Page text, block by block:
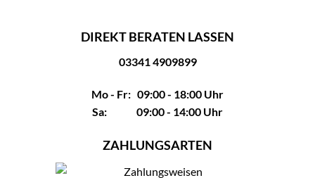
DIREKT BERATEN LASSEN
03341 4909899
Mo - Fr: 09:00 - 18:00 Uhr
Sa: 09:00 - 14:00 Uhr
ZAHLUNGSARTEN